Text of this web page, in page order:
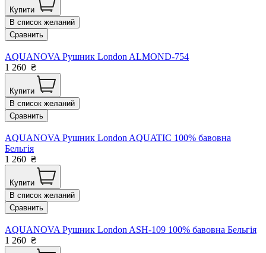
Купити
В список желаний
Сравнить
AQUANOVA Рушник London ALMOND-754
1 260 ₴
Купити
В список желаний
Сравнить
AQUANOVA Рушник London AQUATIC 100% бавовна
Бельгія
1 260 ₴
Купити
В список желаний
Сравнить
AQUANOVA Рушник London ASH-109 100% бавовна Бельгія
1 260 ₴